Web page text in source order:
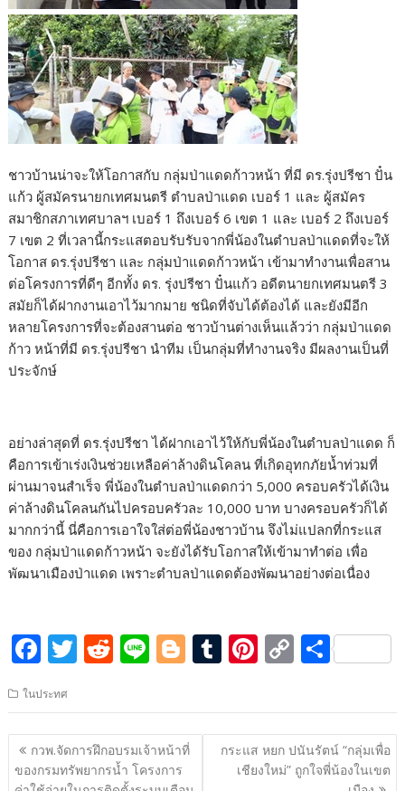
ชาวบ้านน่าจะให้โอกาสกับ กลุ่มป่าแดดก้าวหน้า ที่มี ดร.รุ่งปรีชา ปั๋น
แก้ว ผู้สมัครนายกเทศมนตรี ตำบลป่าแดด เบอร์ 1 และ ผู้สมัคร
สมาชิกสภาเทศบาลฯ เบอร์ 1 ถึงเบอร์ 6 เขต 1 และ เบอร์ 2 ถึงเบอร์
7 เขต 2 ที่เวลานี้กระแสตอบรับรับจากพี่น้องในตำบลป่าแดดที่จะให้
โอกาส ดร.รุ่งปรีชา และ กลุ่มป่าแดดก้าวหน้า เข้ามาทำงานเพื่อสาน
ต่อโครงการที่ดีๆ อีกทั้ง ดร. รุ่งปรีชา ปั๋นแก้ว อดีตนายกเทศมนตรี 3
สมัยก็ได้ฝากงานเอาไว้มากมาย ชนิดที่จับได้ต้องได้ และยังมีอีก
หลายโครงการที่จะต้องสานต่อ ชาวบ้านต่างเห็นแล้วว่า กลุ่มป่าแดด
ก้าว หน้าที่มี ดร.รุ่งปรีชา นำทีม เป็นกลุ่มที่ทำงานจริง มีผลงานเป็นที่
ประจักษ์
อย่างล่าสุดที่ ดร.รุ่งปรีชา ได้ฝากเอาไว้ให้กับพี่น้องในตำบลป่าแดด ก็
คือการเข้าเร่งเงินช่วยเหลือค่าล้างดินโคลน ที่เกิดอุทกภัยน้ำท่วมที่
ผ่านมาจนสำเร็จ พี่น้องในตำบลป่าแดดกว่า 5,000 ครอบครัวได้เงิน
ค่าล้างดินโคลนกันไปครอบครัวละ 10,000 บาท บางครอบครัวก็ได้
มากกว่านี้ นี่คือการเอาใจใส่ต่อพี่น้องชาวบ้าน จึงไม่แปลกที่กระแส
ของ กลุ่มป่าแดดก้าวหน้า จะยังได้รับโอกาสให้เข้ามาทำต่อ เพื่อ
พัฒนาเมืองป่าแดด เพราะตำบลป่าแดดต้องพัฒนาอย่างต่อเนื่อง
F
e
b
o
T
itt
er
R
d
di
t
Li
e
Bl
g
g
er
T
m
bl
r
Pi
er
e
st
C
p
y
Li
S
ar
e
ในประทศ
แนะแนว
เรื่อง
กวพ.จัดการฝึกอบรมเจ้าหน้าที่
ของกรมทรัพยากรน้ำ โครงการ
กระแส หยก ปนันรัตน์ “กลุ่มเพื่อ
เชียงใหม่” ถูกใจพี่น้องในเขต